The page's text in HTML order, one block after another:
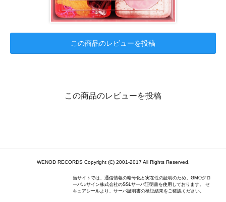
この商品のレビューを投稿
この商品のレビューを投稿
WENOD RECORDS Copyright (C) 2001-2017 All Rights Reserved.
当サイトでは、通信情報の暗号化と実在性の証明のため、GMOグロ
ーバルサイン株式会社のSSLサーバ証明書を使用しております。 セ
キュアシールより、サーバ証明書の検証結果をご確認ください。